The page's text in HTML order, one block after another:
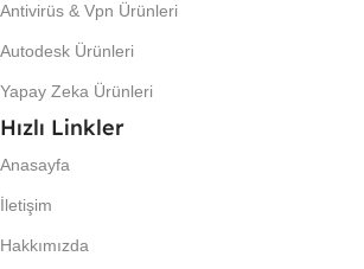
Antivirüs & Vpn Ürünleri
Autodesk Ürünleri
Yapay Zeka Ürünleri
Hızlı Linkler
Anasayfa
İletişim
Hakkımızda